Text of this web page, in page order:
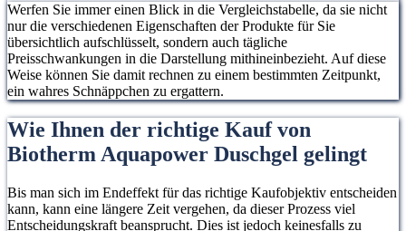
Werfen Sie immer einen Blick in die Vergleichstabelle, da sie nicht
nur die verschiedenen Eigenschaften der Produkte für Sie
übersichtlich aufschlüsselt, sondern auch tägliche
Preisschwankungen in die Darstellung mithineinbezieht. Auf diese
Weise können Sie damit rechnen zu einem bestimmten Zeitpunkt,
ein wahres Schnäppchen zu ergattern.
Wie Ihnen der richtige Kauf von
Biotherm Aquapower Duschgel gelingt
Bis man sich im Endeffekt für das richtige Kaufobjektiv entscheiden
kann, kann eine längere Zeit vergehen, da dieser Prozess viel
Entscheidungskraft beansprucht. Dies ist jedoch keinesfalls zu